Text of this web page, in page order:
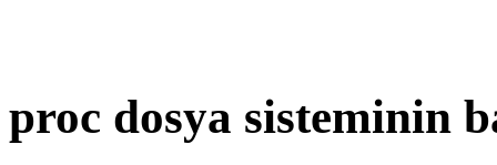
proc dosya sisteminin